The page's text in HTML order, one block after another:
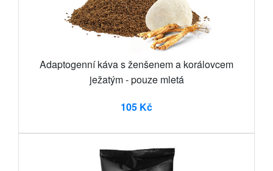
Adaptogenní káva s ženšenem a korálovcem
ježatým - pouze mletá
105 Kč